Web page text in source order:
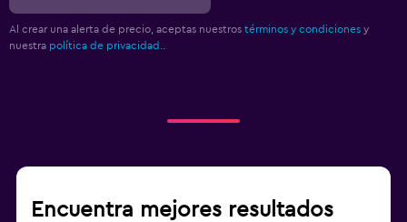
Al crear una alerta de precio, aceptas nuestros términos y condiciones y
nuestra política de privacidad.
Encuentra mejores resultados